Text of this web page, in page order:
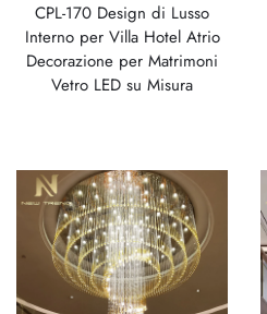
CPL-170 Design di Lusso
Interno per Villa Hotel Atrio
Decorazione per Matrimoni
Vetro LED su Misura